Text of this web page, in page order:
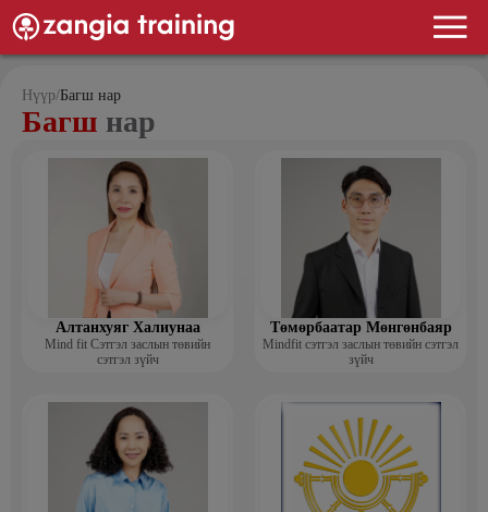
Нүүр/Багш нар
Багш нар
Алтанхуяг Халиунаа
Mind fit Сэтгэл заслын төвийн
сэтгэл зүйч
Төмөрбаатар Мөнгөнбаяр
Mindfit сэтгэл заслын төвийн сэтгэл
зүйч